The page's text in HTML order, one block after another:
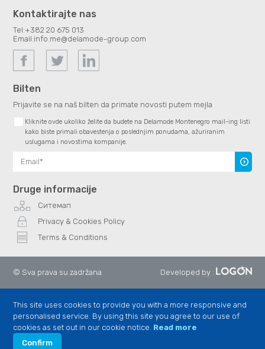
Kontaktirajte nas
Tel:+382 20 675 013
Email:info.me@delamode-group.com
Bilten
Prijavite se na naš bilten da primate novosti putem mejla
Kliknite ovde ukoliko želite da budete na Delamode Montenegro mail-ing listi
kako biste primali obavestenja o poslednjim ponudama, ažuriranim
uslugama i novostima kompanije.
Druge informacije
Ситемап
Privacy & Cookies Policy
Terms & Conditions
© Sva prava su zadržana Developed by :
This site uses cookies to provide you with a more responsive and
personalised service. By using this site you agree to our use of
cookies as set out in our cookie notice. Read more
Confirm